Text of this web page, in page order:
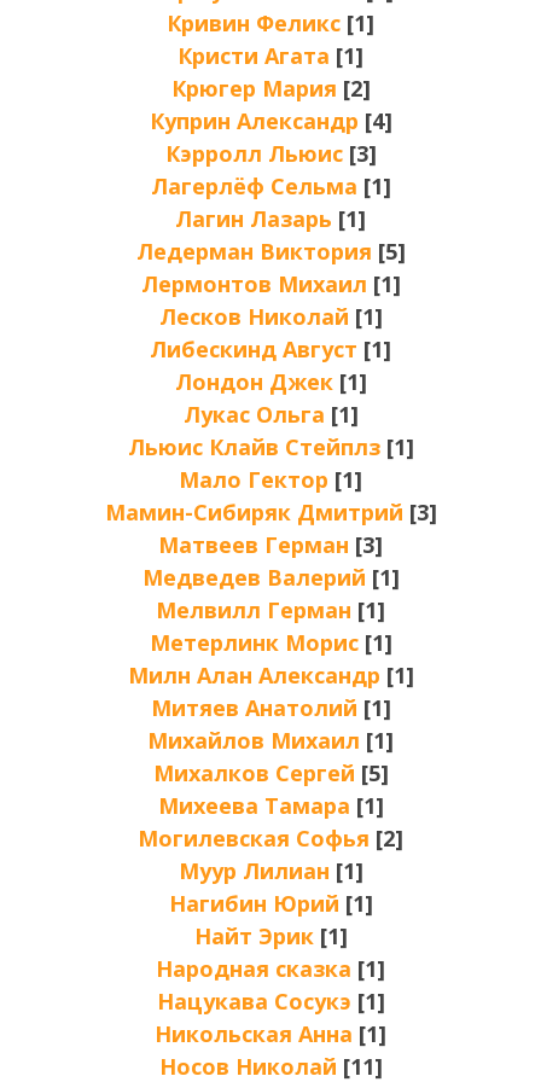
Кривин Феликс [1]
Кристи Агата [1]
Крюгер Мария [2]
Куприн Александр [4]
Кэрролл Льюис [3]
Лагерлёф Сельма [1]
Лагин Лазарь [1]
Ледерман Виктория [5]
Лермонтов Михаил [1]
Лесков Николай [1]
Либескинд Август [1]
Лондон Джек [1]
Лукас Ольга [1]
Льюис Клайв Стейплз [1]
Мало Гектор [1]
Мамин-Сибиряк Дмитрий [3]
Матвеев Герман [3]
Медведев Валерий [1]
Мелвилл Герман [1]
Метерлинк Морис [1]
Милн Алан Александр [1]
Митяев Анатолий [1]
Михайлов Михаил [1]
Михалков Сергей [5]
Михеева Тамара [1]
Могилевская Софья [2]
Муур Лилиан [1]
Нагибин Юрий [1]
Найт Эрик [1]
Народная сказка [1]
Нацукава Сосукэ [1]
Никольская Анна [1]
Носов Николай [11]